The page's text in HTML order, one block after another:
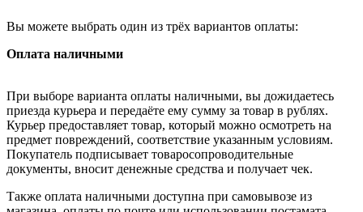
Вы можете выбрать один из трёх вариантов оплаты:
Оплата наличными
При выборе варианта оплаты наличными, вы дожидаетесь
приезда курьера и передаёте ему сумму за товар в рублях.
Курьер предоставляет товар, который можно осмотреть на
предмет повреждений, соответствие указанным условиям.
Покупатель подписывает товаросопроводительные
документы, вносит денежные средства и получает чек.
Также оплата наличными доступна при самовывозе из